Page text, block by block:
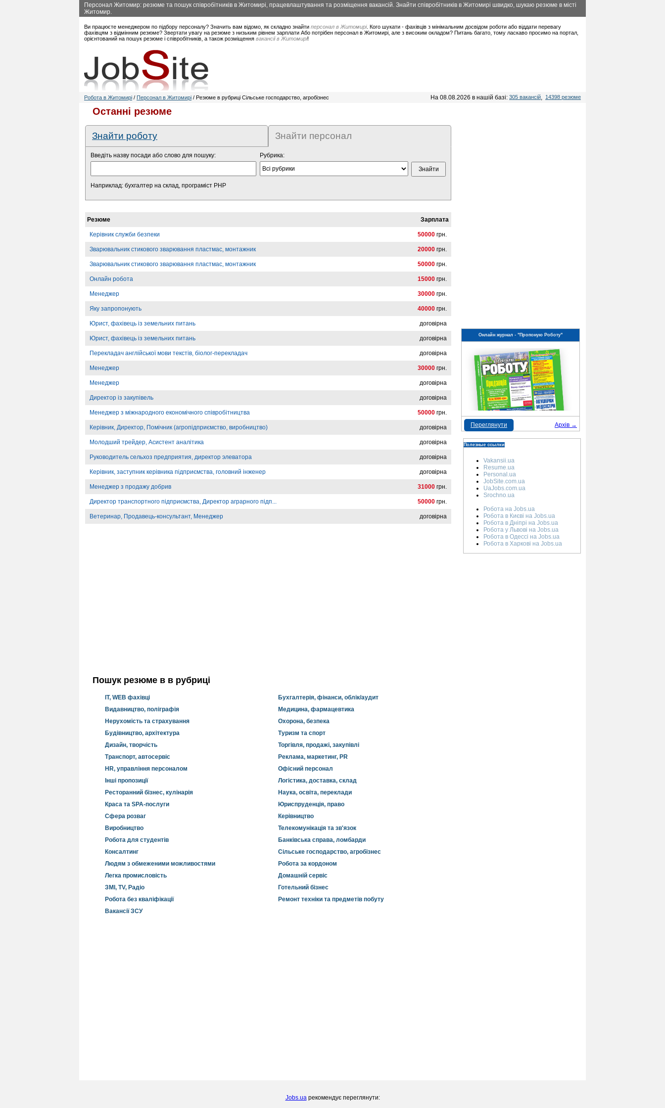
Персонал Житомир: резюме та пошук співробітників в Житомирі, працевлаштування та розміщення вакансій. Знайти співробітників в Житомирі швидко, шукаю резюме в місті
Житомир.
Ви працюєте менеджером по підбору персоналу? Значить вам відомо, як складно знайти персонал в Житомирі. Кого шукати - фахівців з мінімальним досвідом роботи або віддати перевагу
фахівцям з відмінним резюме? Звертати увагу на резюме з низьким рівнем зарплати Або потрібен персонал в Житомирі, але з високим окладом? Питань багато, тому ласкаво просимо на портал,
орієнтований на пошук резюме і співробітників, а також розміщення вакансії в Житомирі!
Робота в Житомирі / Персонал в Житомирі / Резюме в рубриці Сільське господарство, агробізнес На 08.08.2026 в нашій базі: 305 вакансій, 14398 резюме
Останні резюме
Знайти роботу Знайти персонал
Введіть назву посади або слово для пошуку:
Наприклад: бухгалтер на склад, програміст PHP
Рубрика:
Резюме Зарплата
Керівник служби безпеки 50000 грн.
Зварювальник стикового зварювання пластмас, монтажник 20000 грн.
Зварювальник стикового зварювання пластмас, монтажник 50000 грн.
Онлайн робота 15000 грн.
Менеджер 30000 грн.
Яку запропонують 40000 грн.
Юрист, фахівець із земельних питань договірна
Юрист, фахівець із земельних питань договірна
Перекладач англійської мови текстів, біолог-перекладач договірна
Менеджер 30000 грн.
Менеджер договірна
Директор із закупівель договірна
Менеджер з міжнародного економічного співробітництва 50000 грн.
Керівник, Директор, Помічник (агропідприємство, виробництво) договірна
Молодший трейдер, Асистент аналітика договірна
Руководитель сельхоз предприятия, директор элеватора договірна
Керівник, заступник керівника підприємства, головний інженер договірна
Менеджер з продажу добрив 31000 грн.
Директор транспортного підприємства, Директор аграрного підп... 50000 грн.
Ветеринар, Продавець-консультант, Менеджер договірна
Пошук резюме в в рубриці
IT, WEB фахівці
Бухгалтерія, фінанси, облік/аудит
Видавництво, поліграфія
Медицина, фармацевтика
Нерухомість та страхування
Охорона, безпека
Будівництво, архітектура
Туризм та спорт
Дизайн, творчість
Торгівля, продажі, закупівлі
Транспорт, автосервіс
Реклама, маркетинг, PR
HR, управління персоналом
Офісний персонал
Інші пропозиції
Логістика, доставка, склад
Ресторанний бізнес, кулінарія
Наука, освіта, переклади
Краса та SPA-послуги
Юриспруденція, право
Сфера розваг
Керівництво
Виробництво
Телекомунікація та зв'язок
Робота для студентів
Банківська справа, ломбарди
Консалтинг
Сільське господарство, агробізнес
Людям з обмеженими можливостями
Робота за кордоном
Легка промисловість
Домашній сервіс
ЗМІ, TV, Радіо
Готельний бізнес
Робота без кваліфікації
Ремонт техніки та предметів побуту
Вакансії ЗСУ
Онлайн журнал - "Пропоную Роботу"
Архів →
Переглянути
Полезные ссылки
Vakansii.ua
Resume.ua
Personal.ua
JobSite.com.ua
UaJobs.com.ua
Srochno.ua
Робота на Jobs.ua
Робота в Києві на Jobs.ua
Робота в Дніпрі на Jobs.ua
Робота у Львові на Jobs.ua
Робота в Одессі на Jobs.ua
Робота в Харкові на Jobs.ua
Jobs.uaрекомендує переглянути: